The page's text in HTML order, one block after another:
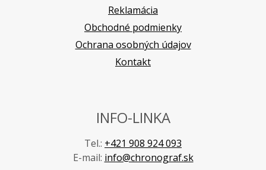
Reklamácia
Obchodné podmienky
Ochrana osobných údajov
Kontakt
INFO-LINKA
Tel.: +421 908 924 093
E-mail: info@chronograf.sk